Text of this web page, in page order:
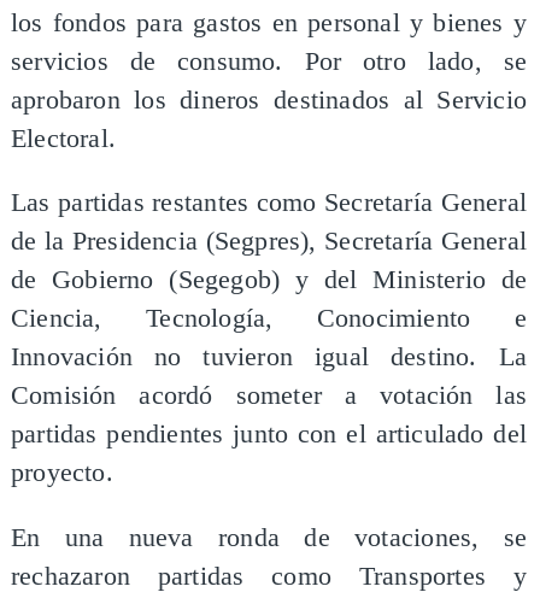
los fondos para gastos en personal y bienes y
servicios de consumo. Por otro lado, se
aprobaron los dineros destinados al Servicio
Electoral.
Las partidas restantes como Secretaría General
de la Presidencia (Segpres), Secretaría General
de Gobierno (Segegob) y del Ministerio de
Ciencia, Tecnología, Conocimiento e
Innovación no tuvieron igual destino. La
Comisión acordó someter a votación las
partidas pendientes junto con el articulado del
proyecto.
En una nueva ronda de votaciones, se
rechazaron partidas como Transportes y